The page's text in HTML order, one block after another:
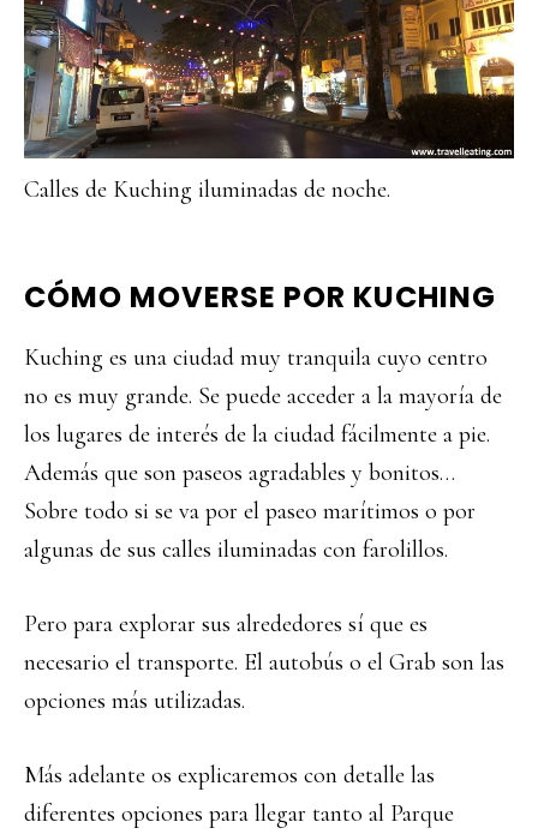
Calles de Kuching iluminadas de noche.
CÓMO MOVERSE POR KUCHING
Kuching es una ciudad muy tranquila cuyo centro
no es muy grande. Se puede acceder a la mayoría de
los lugares de interés de la ciudad fácilmente a pie.
Además que son paseos agradables y bonitos…
Sobre todo si se va por el paseo marítimos o por
algunas de sus calles iluminadas con farolillos.
Pero para explorar sus alrededores sí que es
necesario el transporte. El autobús o el Grab son las
opciones más utilizadas.
Más adelante os explicaremos con detalle las
diferentes opciones para llegar tanto al Parque